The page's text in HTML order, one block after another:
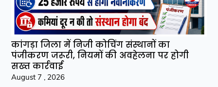
कांगड़ा जिला में निजी कोचिंग संस्थानों का
पंजीकरण जरूरी, नियमों की अवहेलना पर होगी
सख्त कार्रवाई
August 7 , 2026